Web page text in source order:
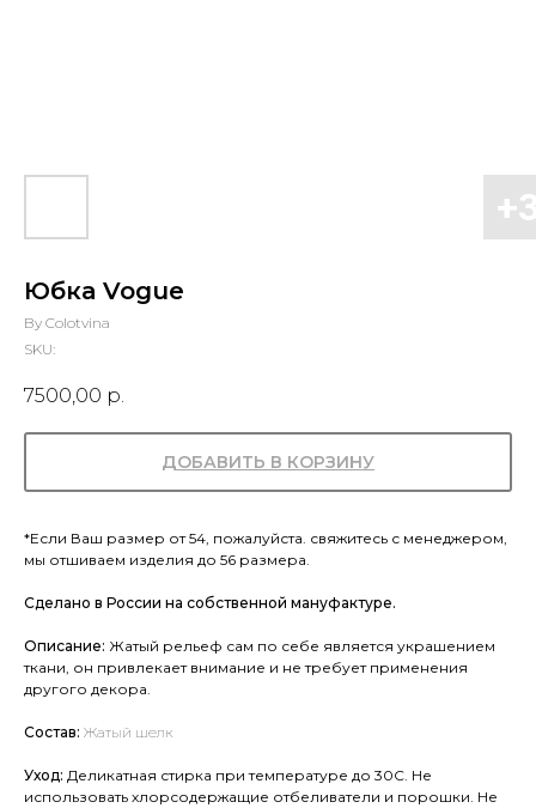
Юбка Vogue
By Colotvina
SKU:
7500,00 р.
ДОБАВИТЬ В КОРЗИНУ
*Если Ваш размер от 54, пожалуйста. свяжитесь с менеджером,
мы отшиваем изделия до 56 размера.
Сделано в России на собственной мануфактуре.
Описание: Жатый рельеф сам по себе является украшением
ткани, он привлекает внимание и не требует применения
другого декора.
Состав: Жатый шелк
Уход: Деликатная стирка при температуре до 30С. Не
использовать хлорсодержащие отбеливатели и порошки. Не